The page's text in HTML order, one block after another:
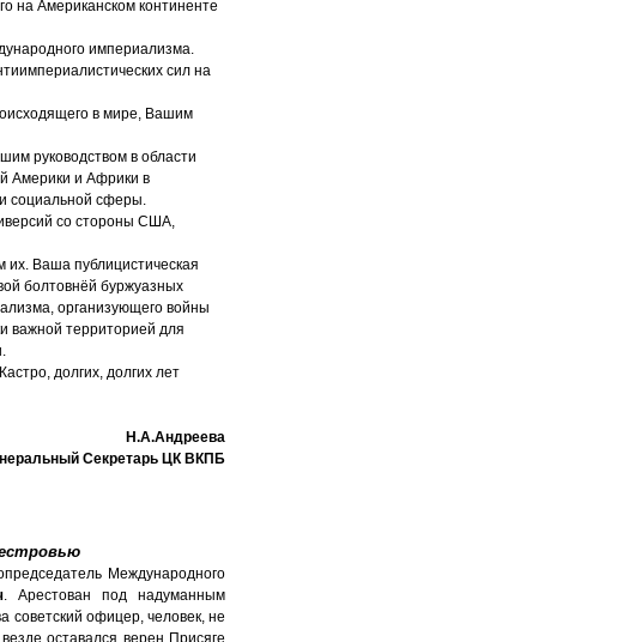
на Американском континенте
империализма.
сил на
в мире, Вашим
руководством в области
Америки и Африки в
социальной сферы.
со стороны США,
Ваша публицистическая
болтовнёй буржуазных
организующего войны
важной территорией для
долгих, долгих лет
Н.А.Андреева
Секретарь ЦК ВКПБ
Международного
. Арестован под надуманным
советский офицер, человек, не
оставался верен Присяге